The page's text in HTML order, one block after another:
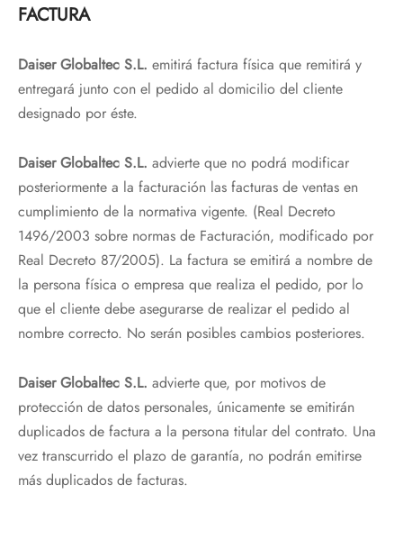
FACTURA
Daiser Globaltec S.L. emitirá factura física que remitirá y
entregará junto con el pedido al domicilio del cliente
designado por éste.
Daiser Globaltec S.L. advierte que no podrá modificar
posteriormente a la facturación las facturas de ventas en
cumplimiento de la normativa vigente. (Real Decreto
1496/2003 sobre normas de Facturación, modificado por
Real Decreto 87/2005). La factura se emitirá a nombre de
la persona física o empresa que realiza el pedido, por lo
que el cliente debe asegurarse de realizar el pedido al
nombre correcto. No serán posibles cambios posteriores.
Daiser Globaltec S.L. advierte que, por motivos de
protección de datos personales, únicamente se emitirán
duplicados de factura a la persona titular del contrato. Una
vez transcurrido el plazo de garantía, no podrán emitirse
más duplicados de facturas.